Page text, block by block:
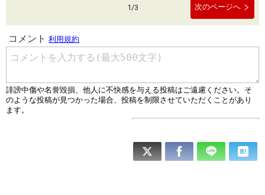
1/3 次のページへ